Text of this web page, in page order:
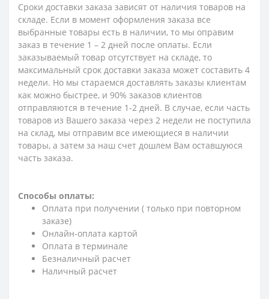
Сроки доставки заказа зависят от наличия товаров на
складе. Если в момент оформления заказа все
выбранные товары есть в наличии, то мы оправим
заказ в течение 1 – 2 дней после оплаты. Если
заказываемый товар отсутствует на складе, то
максимальный срок доставки заказа может составить 4
недели. Но мы стараемся доставлять заказы клиентам
как можно быстрее, и 90% заказов клиентов
отправляются в течение 1-2 дней. В случае, если часть
товаров из Вашего заказа через 2 недели не поступила
на склад, мы отправим все имеющиеся в наличии
товары, а затем за наш счет дошлем Вам оставшуюся
часть заказа.
Способы оплаты:
Оплата при получении ( только при повторном
заказе)
Онлайн-оплата картой
Оплата в терминале
Безналичный расчет
Наличный расчет